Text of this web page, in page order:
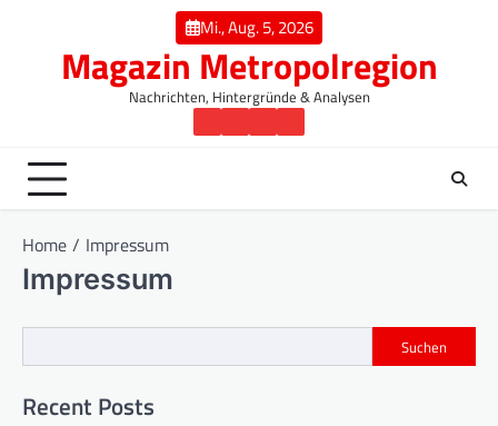
Mi., Aug. 5, 2026
Magazin Metropolregion
Nachrichten, Hintergründe & Analysen
Startseite
Regionen
WirtschaftGesellschaft
Home Impressum
Impressum
Suchen
Recent Posts